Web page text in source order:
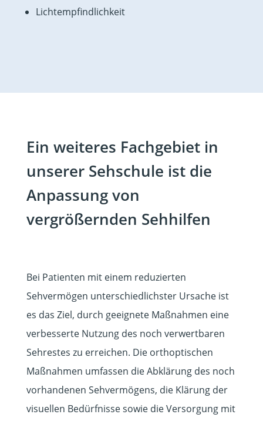
Lichtempfindlichkeit
Ein weiteres Fachgebiet in
unserer Sehschule ist die
Anpassung von
vergrößernden Sehhilfen
Bei Patienten mit einem reduzierten
Sehvermögen unterschiedlichster Ursache ist
es das Ziel, durch geeignete Maßnahmen eine
verbesserte Nutzung des noch verwertbaren
Sehrestes zu erreichen. Die orthoptischen
Maßnahmen umfassen die Abklärung des noch
vorhandenen Sehvermögens, die Klärung der
visuellen Bedürfnisse sowie die Versorgung mit